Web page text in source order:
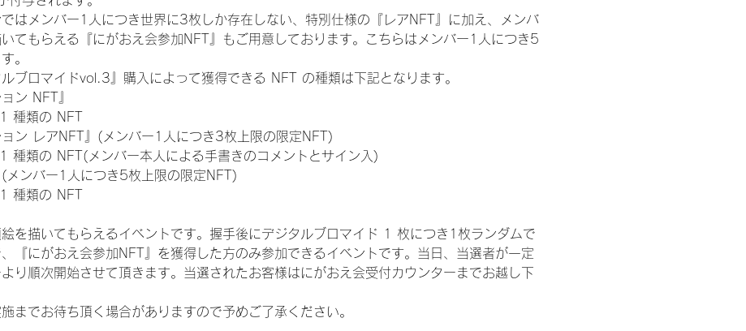
はメンバー1人につき世界に3枚しか存在しない、特別仕様の『レアNFT』に加え、メンバ
てもらえる『にがおえ会参加NFT』もご用意しております。こちらはメンバー1人につき5
。
ブロマイドvol.3』購入によって獲得できる NFT の種類は下記となります。
ン NFT』
種類の NFT
ョン レアNFT』(メンバー1人につき3枚上限の限定NFT)
類の NFT(メンバー本人による手書きのコメントとサイン入)
(メンバー1人につき5枚上限の限定NFT)
種類の NFT
絵を描いてもらえるイベントです。握手後にデジタルブロマイド 1 枚につき1枚ランダムで
『にがおえ会参加NFT』を獲得した方のみ参加できるイベントです。当日、当選者が一定
り順次開始させて頂きます。当選されたお客様はにがおえ会受付カウンターまでお越し下
までお待ち頂く場合がありますので予めご了承ください。